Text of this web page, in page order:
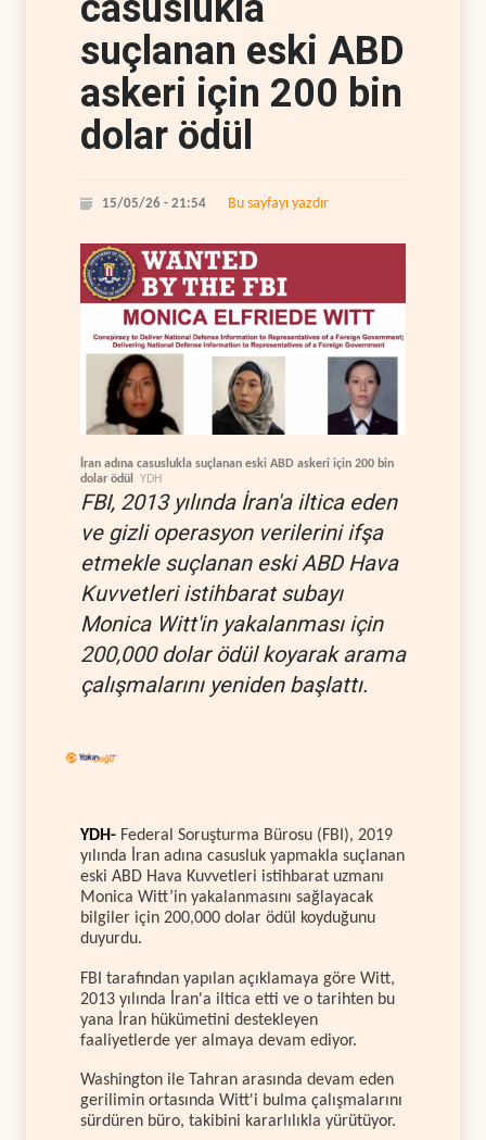
suçlanan eski ABD
askeri için 200 bin
dolar ödül
15/05/26 - 21:54 Bu sayfayı yazdır
İran adına casuslukla suçlanan eski ABD askeri için 200 bin
dolar ödül
YDH
FBI, 2013 yılında İran'a iltica eden
ve gizli operasyon verilerini ifşa
etmekle suçlanan eski ABD Hava
Kuvvetleri istihbarat subayı
Monica Witt'in yakalanması için
200,000 dolar ödül koyarak arama
çalışmalarını yeniden başlattı.
YDH- Federal Soruşturma Bürosu (FBI), 2019
yılında İran adına casusluk yapmakla suçlanan
eski ABD Hava Kuvvetleri istihbarat uzmanı
Monica Witt’in yakalanmasını sağlayacak
bilgiler için 200,000 dolar ödül koyduğunu
duyurdu.
FBI tarafından yapılan açıklamaya göre Witt,
2013 yılında İran'a iltica etti ve o tarihten bu
yana İran hükümetini destekleyen
faaliyetlerde yer almaya devam ediyor.
Washington ile Tahran arasında devam eden
gerilimin ortasında Witt'i bulma çalışmalarını
sürdüren büro, takibini kararlılıkla yürütüyor.